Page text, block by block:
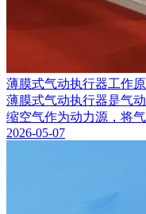
薄膜式气动执行器工作
薄膜式气动执行器是气
缩空气作为动力源，将
2026-05-07